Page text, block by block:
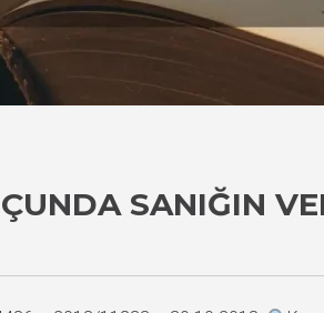
SANIĞIN